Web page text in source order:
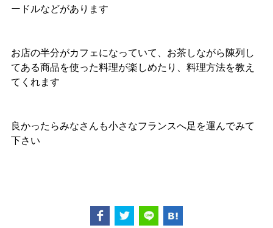
ードルなどがあります
お店の半分がカフェになっていて、お茶しながら陳列し
てある商品を使った料理が楽しめたり、料理方法を教え
てくれます
良かったらみなさんも小さなフランスへ足を運んでみて
下さい